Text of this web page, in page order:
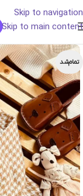
Skip to navigation
Skip to main content
تمام‌شد